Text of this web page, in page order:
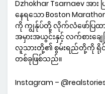
Dzhokhar Tsarnaev အာ
နေရသော Boston
ကို ကျွန်ုပ်တို့ လိုက်လံဖော်ပြထ
အမှားအယွင်းနှင့် လက်စားချ
လူသားတို့၏ စွမ်းရည်တို့ကို ရိုင်
တစ်ခုဖြစ်သည်။
Instagram –